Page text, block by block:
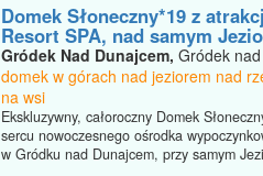
Domek Słoneczny*19 z
Resort SPA, nad samym
Gródek Nad Dunajcem, Gródek
domek w górach nad jeziorem nad
na wsi
Ekskluzywny, całoroczny Domek
sercu nowoczesnego ośrodka
w Gródku nad Dunajcem, przy samym